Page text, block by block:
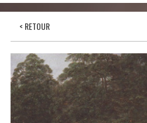
< RETOUR